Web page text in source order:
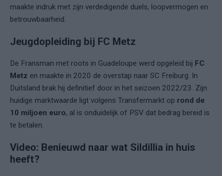
maakte indruk met zijn verdedigende duels, loopvermogen en
betrouwbaarheid.
Jeugdopleiding bij FC Metz
De Fransman met roots in Guadeloupe werd opgeleid bij FC
Metz en maakte in 2020 de overstap naar SC Freiburg. In
Duitsland brak hij definitief door in het seizoen 2022/23. Zijn
huidige marktwaarde ligt volgens Transfermarkt op rond de
10 miljoen euro, al is onduidelijk of PSV dat bedrag bereid is
te betalen.
Video: Benieuwd naar wat Sildillia in huis
heeft?